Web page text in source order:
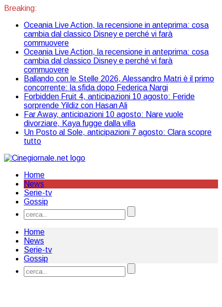
Breaking:
Oceania Live Action, la recensione in anteprima: cosa
cambia dal classico Disney e perché vi farà
commuovere
Oceania Live Action, la recensione in anteprima: cosa
cambia dal classico Disney e perché vi farà
commuovere
Ballando con le Stelle 2026, Alessandro Matri è il primo
concorrente: la sfida dopo Federica Nargi
Forbidden Fruit 4, anticipazioni 10 agosto: Feride
sorprende Yildiz con Hasan Ali
Far Away, anticipazioni 10 agosto: Nare vuole
divorziare, Kaya fugge dalla villa
Un Posto al Sole, anticipazioni 7 agosto: Clara scopre
tutto
Home
News
Serie-tv
Gossip
Home
News
Serie-tv
Gossip